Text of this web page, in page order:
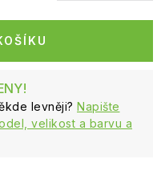
levněji? Napište
velikost a barvu a